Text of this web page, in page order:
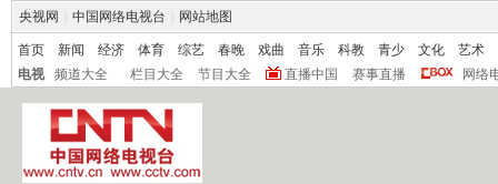
央视网 中国网络电视台 网站地图
首页 新闻 经济 体育 综艺 春晚 戏曲 音乐 科教 青少 文化
艺术
电视
频道大全 栏目大全 节目大全 直播中国 赛事直播 网络